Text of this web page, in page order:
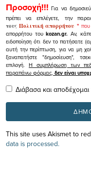
Προσοχή!!! Για να
πρέπει να επιλέγετε, την
τουςΠολιτική απορρήτου" που
απορρήτου τουkozan.gr. Αν,
ειδοποίηση ότι δεν το πατήσατε
αυτή την περίπτωση, για να μη
ξαναπατήστε "δημοσίευση",
επιλογή.Η συμπλήρωση των
παραπάνω φόρμας, δεν είναι
Διάβασα και
This site uses Akismet to
data is processed.